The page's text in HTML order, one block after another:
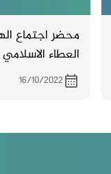
محضر اجتماع
العطاء
من دائرة تسجيل
7/8/2022
16/10/2022